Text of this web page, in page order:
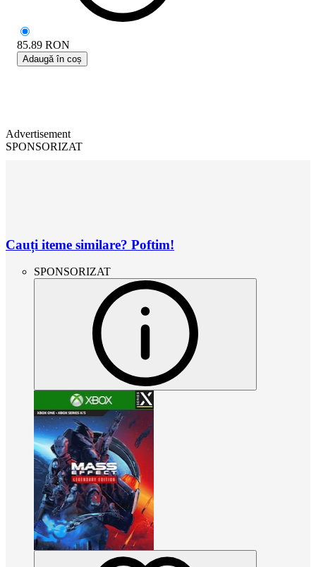
85.89 RON
Adaugă în coș
Advertisement
SPONSORIZAT
Cauți iteme similare? Poftim!
SPONSORIZAT